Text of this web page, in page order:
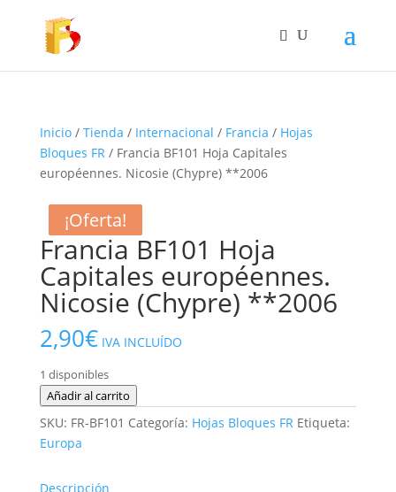
Inicio/ Tienda / Internacional / Francia / Hojas
Bloques FR/ Francia BF101 Hoja Capitales
européennes. Nicosie (Chypre) **2006
Francia BF101 Hoja
Capitales européennes.
Nicosie (Chypre) **2006
2,90€ IVA INCLUÍDO
1 disponibles
Francia
BF101
Hoja
Capitales
Añadir al carrito
SKU: FR-BF101 Categoría: Hojas Bloques FR Etiqueta:
Europa
Descripción
¡Oferta!
¡Oferta!
¡Oferta!